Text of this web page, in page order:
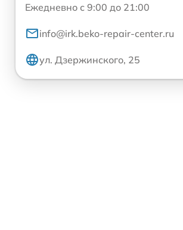
Ежедневно с 9:00 до 21:00
info@irk.beko-repair-center.ru
ул. Дзержинского, 25